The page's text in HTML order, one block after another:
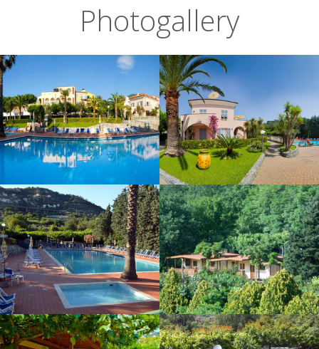
Photogallery